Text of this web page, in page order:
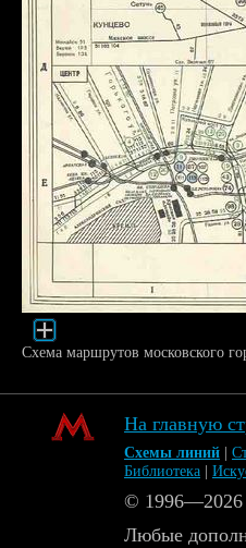
Схема маршрутов московского
На главную
Схемы линий
Библиотека
© 1996—2026
Любые